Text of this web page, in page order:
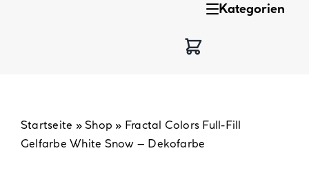
Kategorien
Backzubehör & Backwerkzeug
Startseite »Shop » Fractal Colors Full-Fill
Gelfarbe White Snow – Dekofarbe